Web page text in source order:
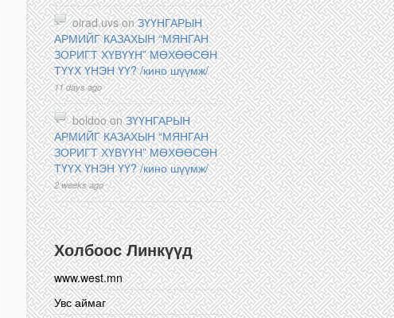
oirad.uvs onЗҮҮНГАРЫН
АРМИЙГ КАЗАХЫН “МЯНГАН
ЗОРИГТ ХҮВҮҮН” МӨХӨӨСӨН
ТҮҮХ ҮНЭН ҮҮ? /кино шүүмж/
11 days ago
boldoo onЗҮҮНГАРЫН
АРМИЙГ КАЗАХЫН “МЯНГАН
ЗОРИГТ ХҮВҮҮН” МӨХӨӨСӨН
ТҮҮХ ҮНЭН ҮҮ? /кино шүүмж/
2 weeks ago
Холбоос Линкүүд
www.west.mn
Увс аймаг